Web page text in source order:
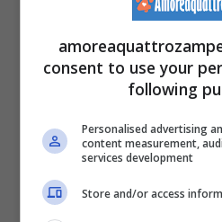
cedere su quello che era
comportamento
con Yolanda e con le
per capire cosa stesse
consent to use your
following
Personalised advertising
content measurement,
services development
Store and/or access